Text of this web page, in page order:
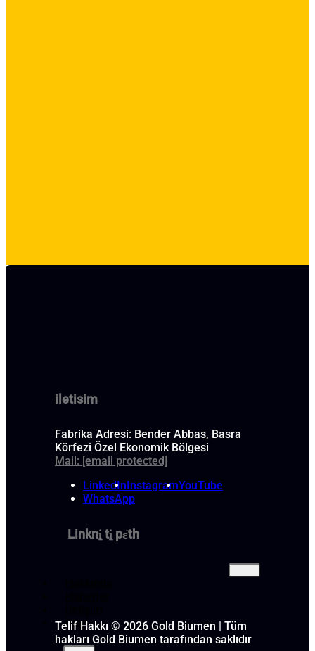
iletisim
Fabrika Adresi: Bender Abbas, Basra
Körfezi Özel Ekonomik Bölgesi
Mail: [email protected]
LinkedInInstagramYouTube
WhatsApp
Linkni̱ ti̱ pɛ̈th
Blog
Telif Hakkı © 2026 Gold Biumen | Tüm
hakları Gold Biumen tarafından saklıdır